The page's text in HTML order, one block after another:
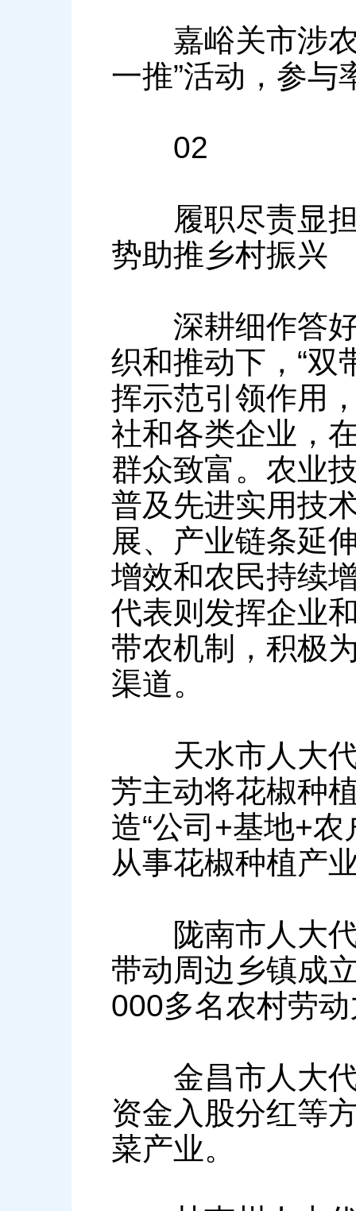
嘉峪关市涉农
一推”活动，参与
02
履职尽责显担
势助推乡村振兴
深耕细作答好“
织和推动下，“双
挥示范引领作用
社和各类企业，
群众致富。农业
普及先进实用技
展、产业链条延
增效和农民持续
代表则发挥企业
带农机制，积极
渠道。
天水市人大代
芳主动将花椒种
造“公司+基地+
从事花椒种植产
陇南市人大代
带动周边乡镇成
000多名农村劳
金昌市人大代
资金入股分红等
菜产业。